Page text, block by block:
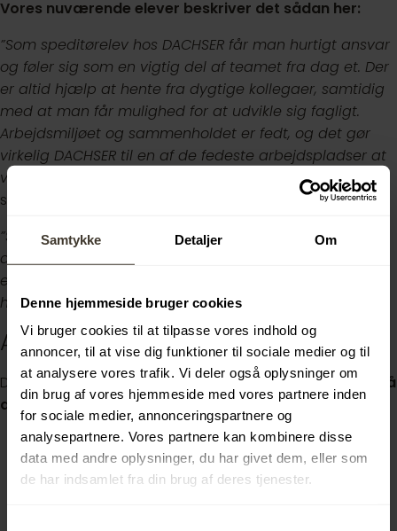
Samtykke Detaljer Om
Denne hjemmeside bruger cookies
Vi bruger cookies til at tilpasse vores indhold og
annoncer, til at vise dig funktioner til sociale medier og til
at analysere vores trafik. Vi deler også oplysninger om
din brug af vores hjemmeside med vores partnere inden
for sociale medier, annonceringspartnere og
analysepartnere. Vores partnere kan kombinere disse
data med andre oplysninger, du har givet dem, eller som
de har indsamlet fra din brug af deres tjenester.
Vores nuværende elever beskriver det sådan her:
”Som speditørelev hos DACHSER får man hurtigt ansvar
og føler sig som en vigtig del af teamet fra dag et. Der
er altid hjælp at hente fra dygtige kollegaer, samtidig
med at man får mulighed for at udvikle sig fagligt.
Arbejdsmiljøet og sammenholdet er fedt, og det gør
virkelig DACHSER til en af de fedeste arbejdspladser at
være elev på.”
– Hans Nikolaj Ravn, nuværende
speditørelev
”Som elev hos os bliver du en del af en social
arbejdsplads med søde og dygtige kollegaer, hvor der
er masser af mulighed for at lære og udvikle sig i
hverdagen.”– Karla Dinesen, nuværende speditørelev
Ansøgning:
Drop den klassiske ansøgning! Send os ditCV og svar på
disse tre spørgsmål– gerne som video:
Hvorfor vil du være speditør?
Hvorfor netop hos DACHSER?
Ønsker du et speciale indenfor vej- eller